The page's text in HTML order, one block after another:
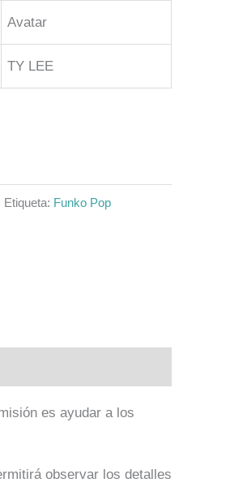
Avatar
TY LEE
Etiqueta: Funko Pop
es ayudar a los
observar los detalles